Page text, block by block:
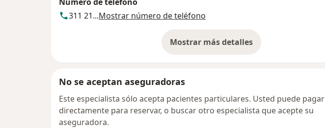
311 21...Mostrar número de teléfono
Mostrar más detalles
sobre la dirección
No se aceptan aseguradoras
Este especialista sólo acepta pacientes particulares. Usted puede pagar
directamente para reservar, o buscar otro especialista que acepte su
aseguradora.